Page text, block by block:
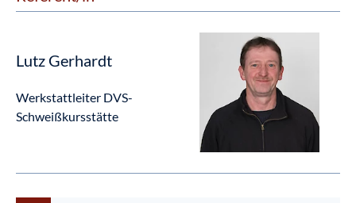
Lutz Gerhardt
Werkstattleiter DVS-
Schweißkursstätte